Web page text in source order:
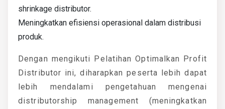
shrinkage distributor.
Meningkatkan efisiensi operasional dalam distribusi
produk.
Dengan mengikuti Pelatihan Optimalkan Profit
Distributor ini, diharapkan peserta lebih dapat
lebih mendalami pengetahuan mengenai
distributorship management (meningkatkan